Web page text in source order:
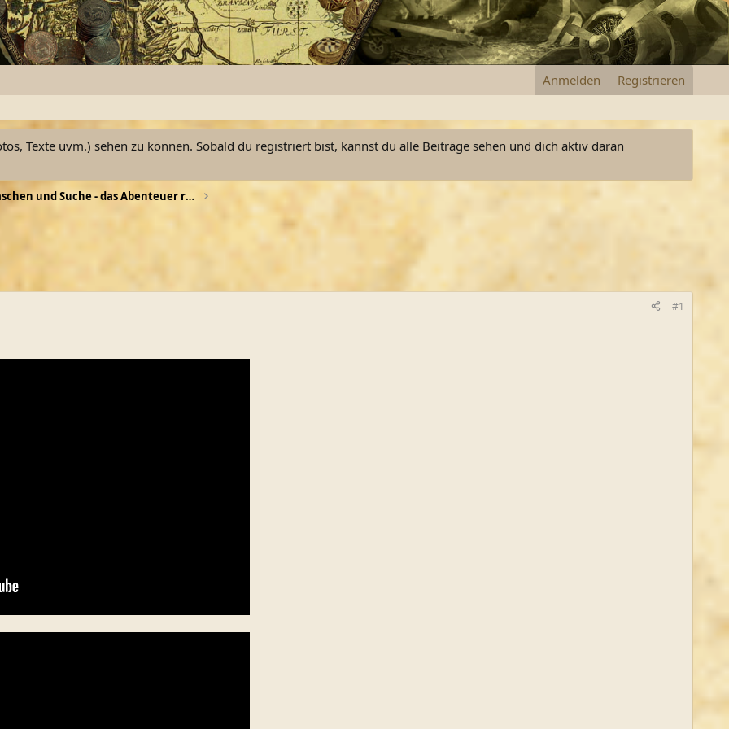
Anmelden Registrieren
Texte uvm.) sehen zu können. Sobald du registriert bist, kannst du alle Beiträge sehen und dich aktiv daran
Goldwaschen und Suche - das Abenteuer ruft !
#1